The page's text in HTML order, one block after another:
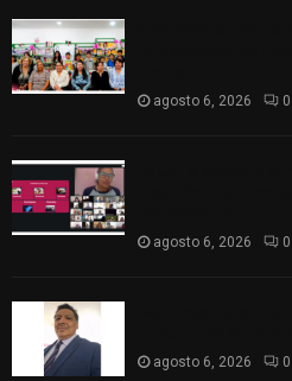
agosto 6, 2026 0
agosto 6, 2026 0
agosto 6, 2026 0